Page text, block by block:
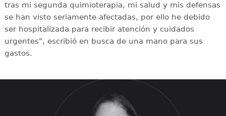
tras mi segunda quimioterapia, mi salud y mis defensas
se han visto seriamente afectadas, por ello he debido
ser hospitalizada para recibir atención y cuidados
urgentes", escribió en busca de una mano para sus
gastos.